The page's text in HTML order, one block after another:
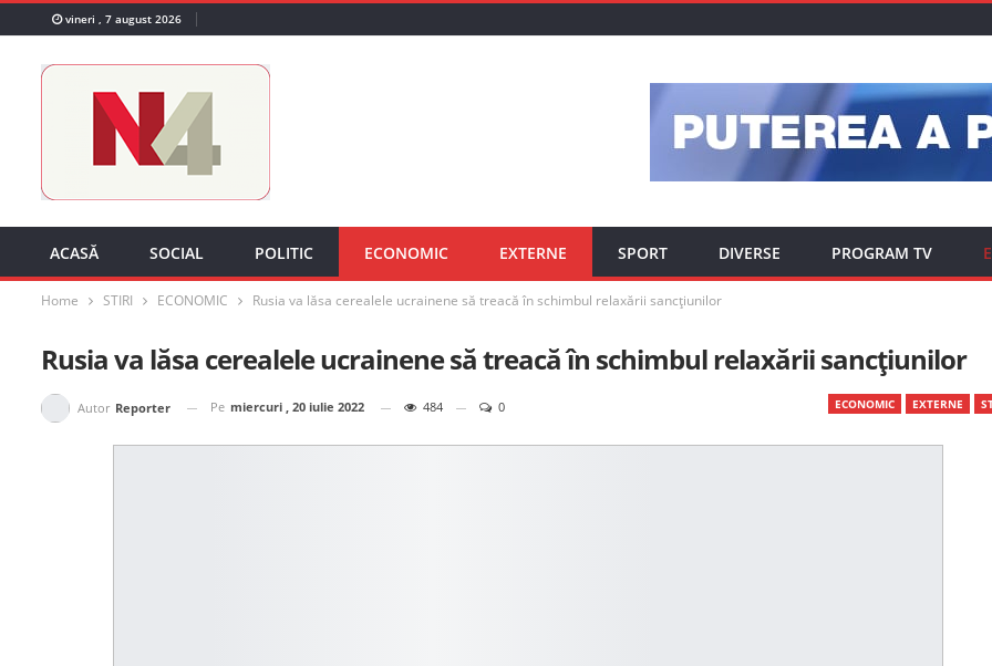
vineri , 7 august 2026
ACASĂ SOCIAL POLITIC ECONOMIC EXTERNE SPORT DIVERSE PROGRAM TV
Home STIRI ECONOMIC Rusia va lăsa cerealele ucrainene să treacă în schimbul relaxării sancțiunilor
Rusia va lăsa cerealele ucrainene să treacă în schimbul relaxării sancțiunilor
ECONOMIC EXTERNE
Autor Reporter Pe miercuri , 20 iulie 2022 484 0